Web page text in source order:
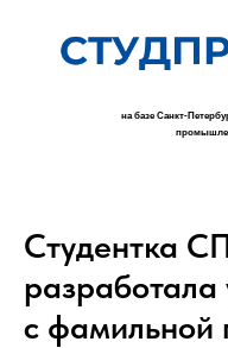
на базе Санкт-
Студентка
разработала
с фамильной